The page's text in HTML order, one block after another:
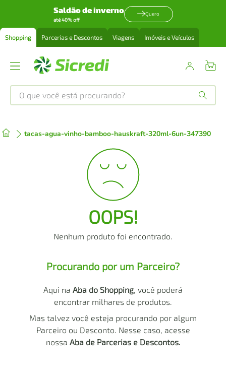
Saldão de inverno
até 40% off
Quero
Shopping Parcerias e Descontos Viagens Imóveis e Veículos
O que você está procurando?
tacas-agua-vinho-bamboo-hauskraft-320ml-6un-347390
OOPS!
Nenhum produto foi encontrado.
Procurando por um Parceiro?
Aqui na Aba do Shopping, você poderá
encontrar milhares de produtos.
Mas talvez você esteja procurando por algum
Parceiro ou Desconto. Nesse caso, acesse
nossa Aba de Parcerias e Descontos.